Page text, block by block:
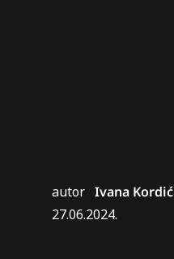
autor Ivana Kordić
27.06.2024.